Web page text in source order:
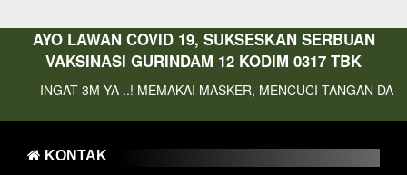
AYO LAWAN COVID 19, SUKSESKAN SERBUAN
VAKSINASI GURINDAM 12 KODIM 0317 TBK
3M YA ..! MEMAKAI MASKER, MENCUCI TANGAN DAN MENJAGA
KONTAK